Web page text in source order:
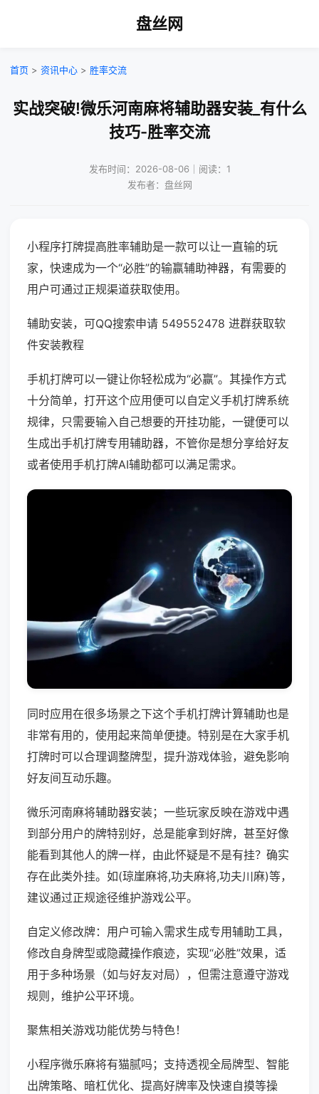
盘丝网
首页 > 资讯中心 > 胜率交流
实战突破!微乐河南麻将辅助器安装_有什么
技巧-胜率交流
发布时间：2026-08-06｜阅读：1
发布者：盘丝网
小程序打牌提高胜率辅助是一款可以让一直输的玩
家，快速成为一个“必胜”的输赢辅助神器，有需要的
用户可通过正规渠道获取使用。
辅助安装，可QQ搜索申请 549552478 进群获取软
件安装教程
手机打牌可以一键让你轻松成为“必赢”。其操作方式
十分简单，打开这个应用便可以自定义手机打牌系统
规律，只需要输入自己想要的开挂功能，一键便可以
生成出手机打牌专用辅助器，不管你是想分享给好友
或者使用手机打牌AI辅助都可以满足需求。
同时应用在很多场景之下这个手机打牌计算辅助也是
非常有用的，使用起来简单便捷。特别是在大家手机
打牌时可以合理调整牌型，提升游戏体验，避免影响
好友间互动乐趣。
微乐河南麻将辅助器安装；一些玩家反映在游戏中遇
到部分用户的牌特别好，总是能拿到好牌，甚至好像
能看到其他人的牌一样，由此怀疑是不是有挂？确实
存在此类外挂。如(琼崖麻将,功夫麻将,功夫川麻)等，
建议通过正规途径维护游戏公平。
自定义修改牌：用户可输入需求生成专用辅助工具，
修改自身牌型或隐藏操作痕迹，实现“必胜”效果，适
用于多种场景（如与好友对局），但需注意遵守游戏
规则，维护公平环境。
聚焦相关游戏功能优势与特色！
小程序微乐麻将有猫腻吗；支持透视全局牌型、智能
出牌策略、暗杠优化、提高好牌率及快速自摸等操